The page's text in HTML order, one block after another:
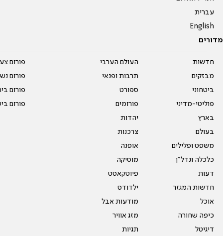
עברית
English
מדורים
חדשות
מבזקים
ביטחוני
פוליטי-מדיני
בארץ
בעולם
משפט ופלילים
כלכלה ונדל"ן
דעות
חדשות המגזר
אוכל
כיפה שחורה
דיגיטל
העולם הערבי
תרבות ופנאי
ספורט
פורומים
יהדות
צרכנות
אופנה
מוסיקה
פיוטקאסט
ילדודס
מודעות אבל
מזג אוויר
תגיות
פורום
פורום
פורום
פורום